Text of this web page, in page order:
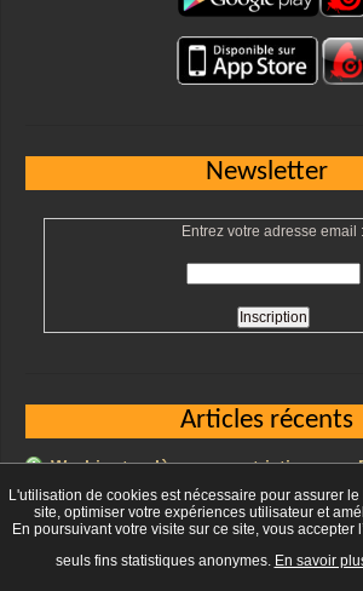
Newsletter
Entrez votre adresse email :
Articles récents
Washington lève ses restrictions sur
5, les modèles les plus puissants
Le directeur de la CIA compare l’IA
« armes nucléaires numériques » …
Google va lancer ses résumés par IA
L'utilisation de cookies est nécessaire pour assurer
site, optimiser votre expériences utilisateur et
En poursuivant votre visite sur ce site, vous accepter
seuls fins statistiques anonymes. En savoir